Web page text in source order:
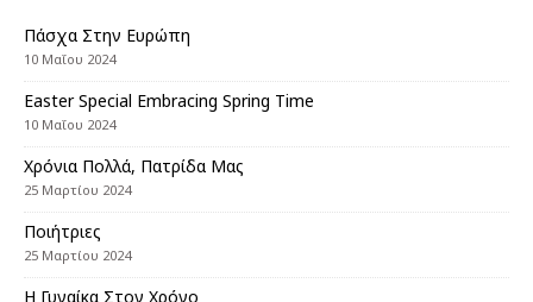
Πάσχα Στην Ευρώπη
10 Μαΐου 2024
Εaster Special Embracing Spring Time
10 Μαΐου 2024
Χρόνια Πολλά, Πατρίδα Μας
25 Μαρτίου 2024
Ποιήτριες
25 Μαρτίου 2024
Η Γυναίκα Στον Χρόνο